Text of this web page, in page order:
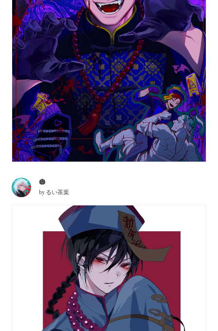
🎃
by るい茶葉